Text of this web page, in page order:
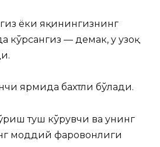
ёки яқинингизнинг
кўрсангиз — демак, у узоқ
ярмида бахтли бўлади.
туш кўрувчи ва унинг
моддий фаровонлиги